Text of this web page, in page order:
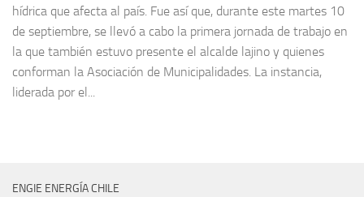
hídrica que afecta al país. Fue así que, durante este martes 10
de septiembre, se llevó a cabo la primera jornada de trabajo en
la que también estuvo presente el alcalde lajino y quienes
conforman la Asociación de Municipalidades. La instancia,
liderada por el...
ENGIE ENERGÍA CHILE